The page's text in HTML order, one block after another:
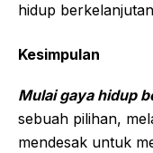
hidup
Kesimpulan
Mulai gaya hidup
sebuah pilihan,
mendesak untuk